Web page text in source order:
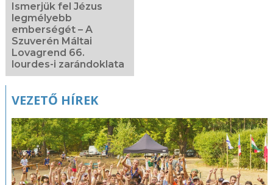
Ismerjük fel Jézus
legmélyebb
emberségét – A
Szuverén Máltai
Lovagrend 66.
lourdes-i zarándoklata
VEZETŐ HÍREK